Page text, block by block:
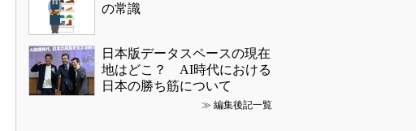
の常識
日本版データスペースの現在
地はどこ？ AI時代における
日本の勝ち筋について
≫ 編集後記一覧